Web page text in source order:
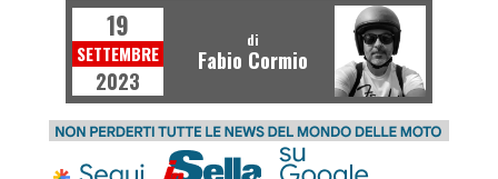
19
SETTEMBRE
2023
di
Fabio Cormio